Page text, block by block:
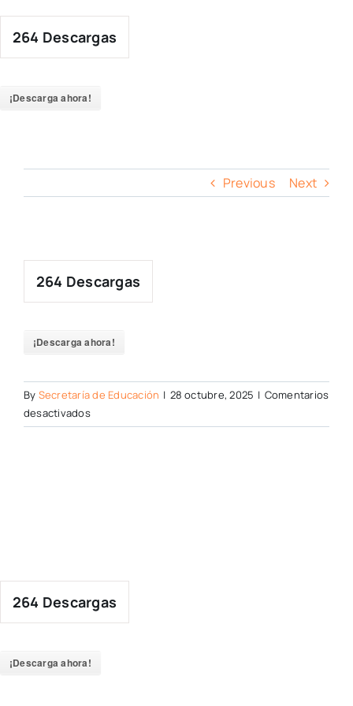
content
264 Descargas
¡Descarga ahora!
Previous Next
264 Descargas
¡Descarga ahora!
By Secretaría de Educación | 28 octubre, 2025 | Comentarios
desactivadosen
264 Descargas
¡Descarga ahora!